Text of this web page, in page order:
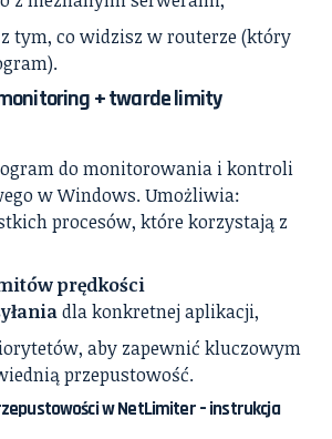
tym, co widzisz w routerze (który
+ twarde limity
do monitorowania i kontroli
w Windows. Umożliwia:
procesów, które korzystają z
prędkości
dla konkretnej aplikacji,
aby zapewnić kluczowym
przepustowość.
w NetLimiter – instrukcja